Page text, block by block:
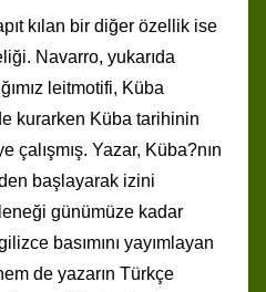
kılan bir diğer özellik ise
Navarro, yukarıda
leitmotifi, Küba
kurarken Küba tarihinin
çalışmış. Yazar, Küba?nın
başlayarak izini
günümüze kadar
basımını yayımlayan
de yazarın Türkçe